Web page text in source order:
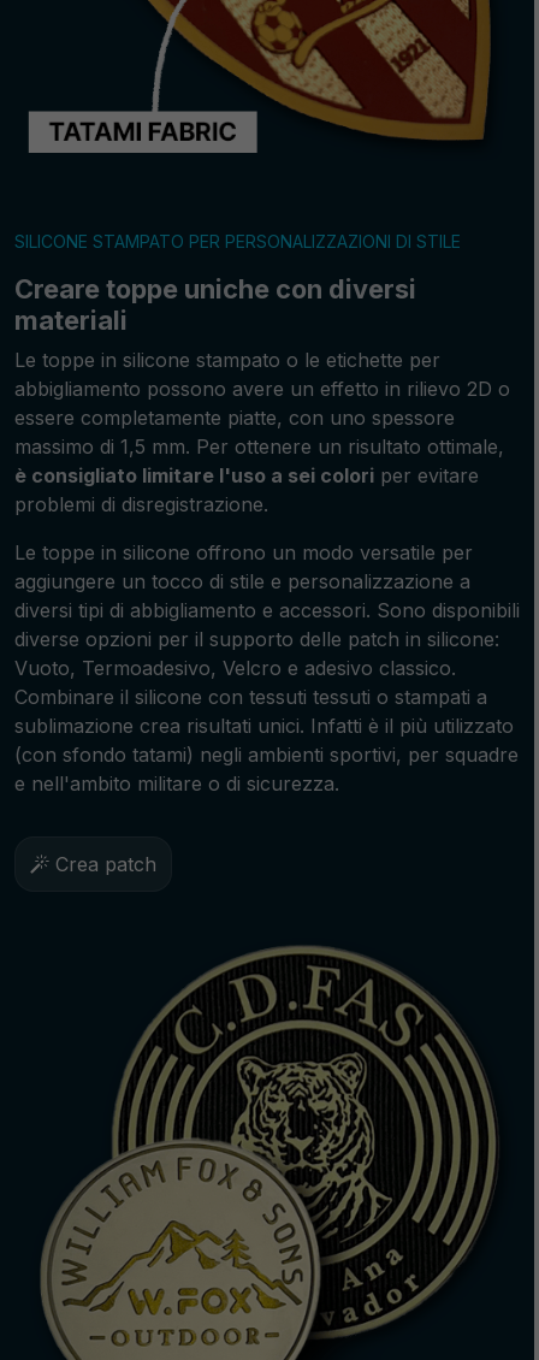
SILICONE STAMPATO PER PERSONALIZZAZIONI DI STILE
Creare toppe uniche con diversi
materiali
Le toppe in silicone stampato o le etichette per
abbigliamento possono avere un effetto in rilievo 2D o
essere completamente piatte, con uno spessore
massimo di 1,5 mm. Per ottenere un risultato ottimale,
è consigliato limitare l'uso a sei colori per evitare
problemi di disregistrazione.
Le toppe in silicone offrono un modo versatile per
aggiungere un tocco di stile e personalizzazione a
diversi tipi di abbigliamento e accessori. Sono disponibili
diverse opzioni per il supporto delle patch in silicone:
Vuoto, Termoadesivo, Velcro e adesivo classico.
Combinare il silicone con tessuti tessuti o stampati a
sublimazione crea risultati unici. Infatti è il più utilizzato
(con sfondo tatami) negli ambienti sportivi, per squadre
e nell'ambito militare o di sicurezza.
Crea patch